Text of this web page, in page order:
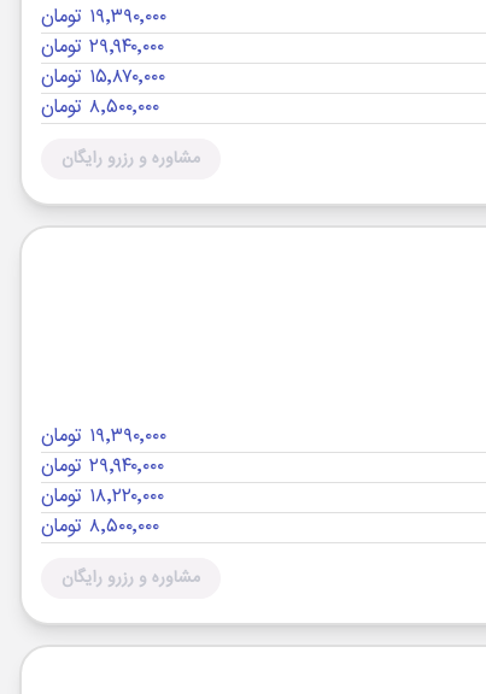
۱۹٬۳۹۰٬۰۰۰ تومان
۲۹٬۹۴۰٬۰۰۰ تومان
۱۵٬۸۷۰٬۰۰۰ تومان
۸٬۵۰۰٬۰۰۰ تومان
مشاوره و رزرو رایگان
۱۹٬۳۹۰٬۰۰۰ تومان
۲۹٬۹۴۰٬۰۰۰ تومان
۱۸٬۲۲۰٬۰۰۰ تومان
۸٬۵۰۰٬۰۰۰ تومان
مشاوره و رزرو رایگان